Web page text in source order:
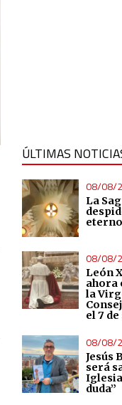
ÚLTIMAS
08/08/
La
08/08/
León
ahora
la
el 7
08/08/
Jesús
será
duda”